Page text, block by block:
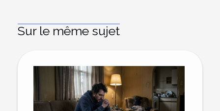
Sur le même sujet